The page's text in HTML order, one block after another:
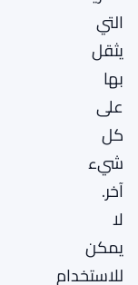
التي
يثقل
بها
على
كل
شيء
آخر.
لا
يمكن
للاستخدام